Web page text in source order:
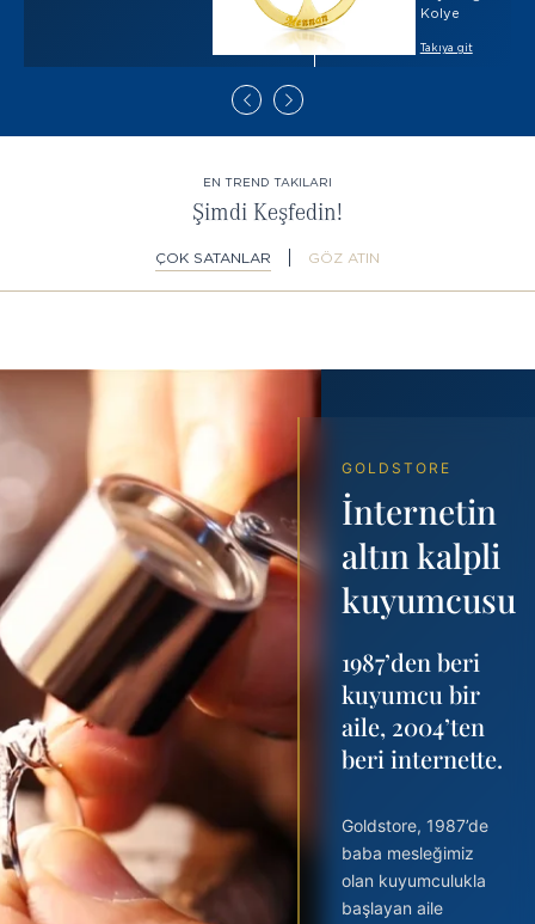
Kolye
Takıya git
EN TREND TAKILARI
Şimdi Keşfedin!
ÇOK SATANLAR GÖZ ATIN
Kolye
RUHUNUZUN BİR PARÇASI KALBİNİZDE HİSSEDECEKSİNİZ
GOLDSTORE
İnternetin
altın kalpli
kuyumcusu
1987’den beri
kuyumcu bir
aile, 2004’ten
beri internette.
Goldstore, 1987’de
baba mesleğimiz
olan kuyumculukla
başlayan aile